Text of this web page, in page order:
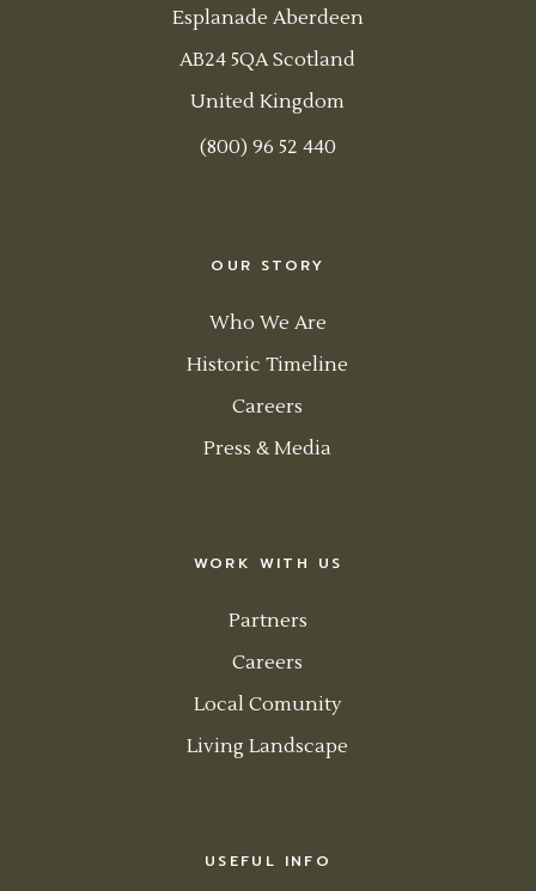
Esplanade Aberdeen
AB24 5QA Scotland
United Kingdom
(800) 96 52 440
OUR STORY
Who We Are
Historic Timeline
Careers
Press & Media
WORK WITH US
Partners
Careers
Local Comunity
Living Landscape
USEFUL INFO